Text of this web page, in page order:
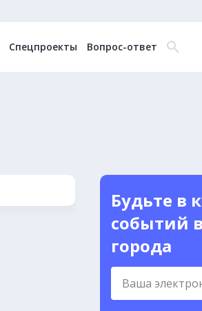
Спецпроекты Вопрос-ответ
Будьте в
событий
города